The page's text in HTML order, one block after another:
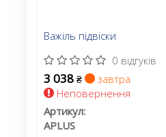
Важіль підвіски
0 відгуків
3 038 ₴
завтра
Неповернення
Артикул:
APLUS